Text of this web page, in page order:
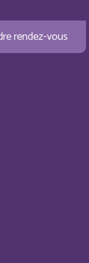
rendez-vous